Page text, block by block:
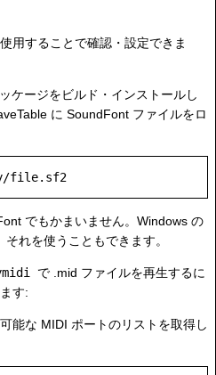
用することで確認・設定できま
ケージをビルド・インストールし
に SoundFont ファイルをロ
でもかまいません。Windows の
れを使うこともできます。
で .mid ファイルを再生するに
す:
能な MIDI ポートのリストを取得し